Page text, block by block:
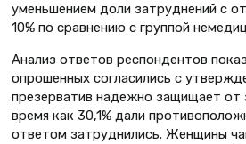
уменьшением доли затруднений с
10% по сравнению с группой
Анализ ответов респондентов
опрошенных согласились с
презерватив надежно защищает
время как 30,1% дали
ответом затруднились. Женщины